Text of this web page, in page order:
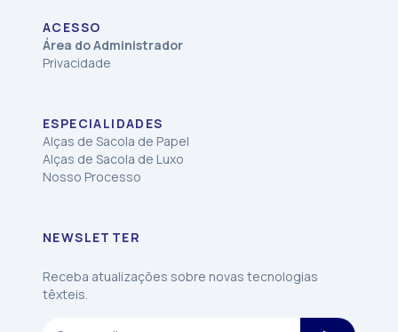
ACESSO
Área do Administrador
Privacidade
ESPECIALIDADES
Alças de Sacola de Papel
Alças de Sacola de Luxo
Nosso Processo
NEWSLETTER
Receba atualizações sobre novas tecnologias
têxteis.